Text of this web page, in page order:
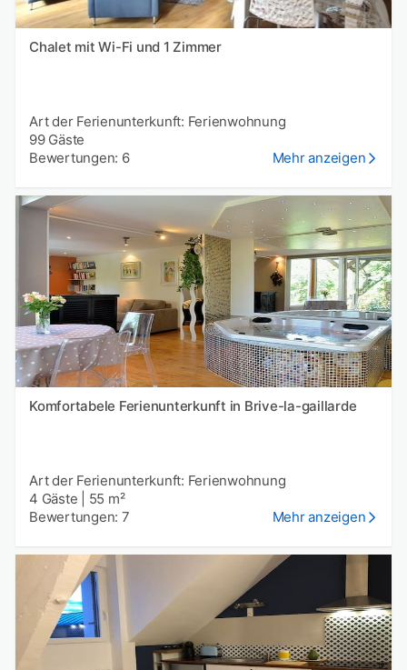
Chalet mit Wi-Fi und 1 Zimmer
Art der Ferienunterkunft: Ferienwohnung
99 Gäste
Bewertungen: 6
Mehr anzeigen
Komfortabele Ferienunterkunft in Brive-la-gaillarde
Art der Ferienunterkunft: Ferienwohnung
4 Gäste
55 m²
Bewertungen: 7
Mehr anzeigen